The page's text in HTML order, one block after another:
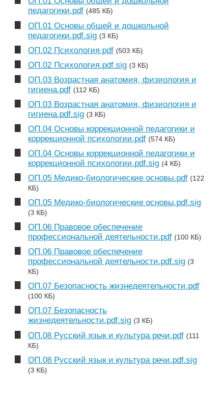
педагогики.pdf (485 КБ)
ОП.01 Основы общей и дошкольной
педагогики.pdf.sig (3 КБ)
ОП.02 Психология.pdf (503 КБ)
ОП.02 Психология.pdf.sig (3 КБ)
ОП.03 Возрастная анатомия, физиология и
гигиена.pdf (112 КБ)
ОП.03 Возрастная анатомия, физиология и
гигиена.pdf.sig (3 КБ)
ОП.04 Основы коррекционной педагогики и
коррекционной психологии.pdf (574 КБ)
ОП.04 Основы коррекционной педагогики и
коррекционной психологии.pdf.sig (4 КБ)
ОП.05 Медико-биологические основы.pdf (122
КБ)
ОП.05 Медико-биологические основы.pdf.sig
(3 КБ)
ОП.06 Правовое обеспечение
профессиональной деятельности.pdf (100 КБ)
ОП.06 Правовое обеспечение
профессиональной деятельности.pdf.sig (3
КБ)
ОП.07 Безопасность жизнедеятельности.pdf
(100 КБ)
ОП.07 Безопасность
жизнедеятельности.pdf.sig (3 КБ)
ОП.08 Русский язык и культура речи.pdf (111
КБ)
ОП.08 Русский язык и культура речи.pdf.sig
(3 КБ)